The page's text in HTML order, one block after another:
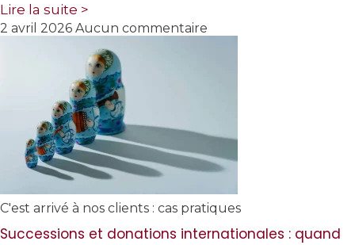
Lire la suite >
2 avril 2026 Aucun commentaire
C'est arrivé à nos clients : cas pratiques
Successions et donations internationales : quand